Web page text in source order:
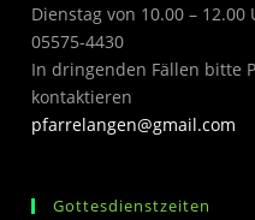
Dienstag von 10.00 – 12.00
05575-4430
In dringenden Fällen bitte
kontaktieren
pfarrelangen@gmail.com
Gottesdienstzeiten